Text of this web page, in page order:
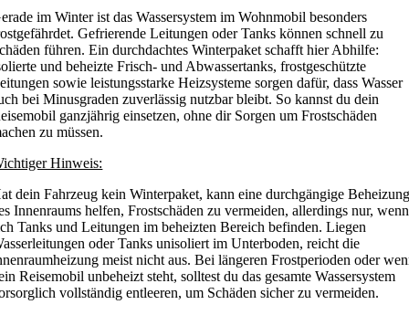
im Winter ist das Wassersystem im Wohnmobil besonders
Gefrierende Leitungen oder Tanks können schnell zu
führen. Ein durchdachtes Winterpaket schafft hier Abhilfe:
und beheizte Frisch- und Abwassertanks, frostgeschützte
sowie leistungsstarke Heizsysteme sorgen dafür, dass Wasser
bei Minusgraden zuverlässig nutzbar bleibt. So kannst du dein
ganzjährig einsetzen, ohne dir Sorgen um Frostschäden
zu müssen.
Hinweis:
dein Fahrzeug kein Winterpaket, kann eine durchgängige
Innenraums helfen, Frostschäden zu vermeiden, allerdings nur, wenn
Tanks und Leitungen im beheizten Bereich befinden. Liegen
oder Tanks unisoliert im Unterboden, reicht die
meist nicht aus. Bei längeren Frostperioden oder
Reisemobil unbeheizt steht, solltest du das gesamte Wassersystem
vollständig entleeren, um Schäden sicher zu vermeiden.